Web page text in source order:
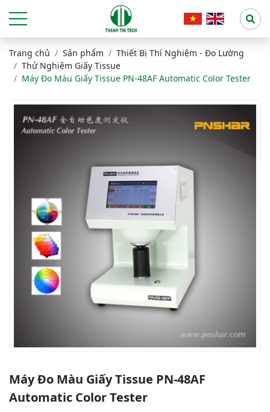
Trang chủ Sản phẩm
Thiết Bị Thí Nghiệm - Đo Lường
Thử Nghiệm Giấy Tissue
Máy Đo Màu Giấy Tissue PN-48AF Automatic Color Tester
Máy Đo Màu Giấy Tissue PN-48AF
Automatic Color Tester